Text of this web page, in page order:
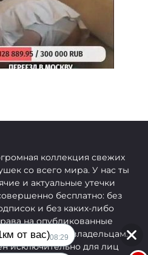
коллекция свежих
со всего мира. У нас ты
и актуальные утечки
бесплатно: без
и без каких-либо
на опубликованные
их законным владельцам.
исключительно для лиц
от вас)08:29